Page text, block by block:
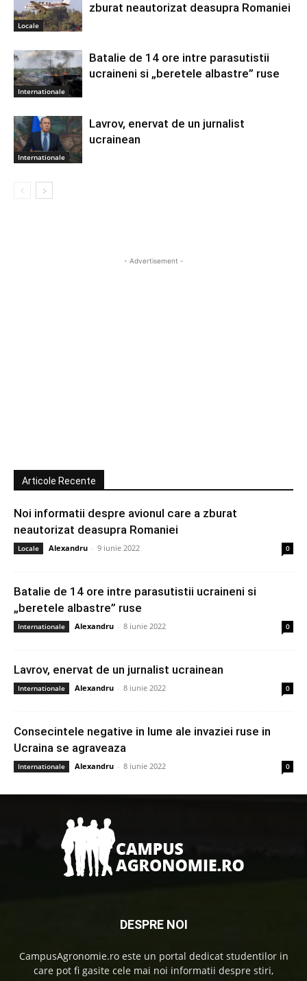
Locale
zburat neautorizat deasupra Romaniei
Internationale
Batalie de 14 ore intre parasutistii
ucraineni si „beretele albastre” ruse
Internationale
Lavrov, enervat de un jurnalist
ucrainean
- Advertisement -
Articole Recente
Noi informatii despre avionul care a zburat
neautorizat deasupra Romaniei
Locale Alexandru - 9 iunie 2022 0
Batalie de 14 ore intre parasutistii ucraineni si
„beretele albastre” ruse
Internationale Alexandru - 8 iunie 2022 0
Lavrov, enervat de un jurnalist ucrainean
Internationale Alexandru - 8 iunie 2022 0
Consecintele negative in lume ale invaziei ruse in
Ucraina se agraveaza
Internationale Alexandru - 8 iunie 2022 0
DESPRE NOI
CampusAgronomie.ro este un portal dedicat studentilor in
care pot fi gasite cele mai noi informatii despre stiri,